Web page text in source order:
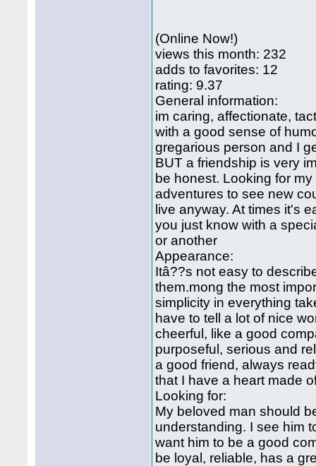
(Online Now!)
views this month: 232
adds to favorites: 12
rating: 9.37
General information:
im caring, affectionate,
with a good sense of
gregarious person and I
BUT a friendship is very
be honest. Looking for
adventures to see new
live anyway. At times it's
you just know with a
or another
Appearance:
Itâ??s not easy to
them.mong the most
simplicity in everything
have to tell a lot of nice
cheerful, like a good
purposeful, serious and
a good friend, always
that I have a heart made
Looking for:
My beloved man should
understanding. I see him
want him to be a good
be loyal, reliable, has a